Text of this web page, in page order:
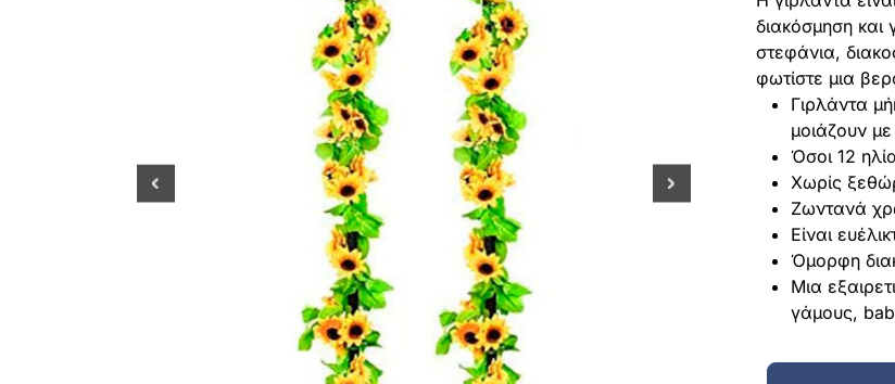
διακόσμηση και
στεφάνια,
φωτίστε μια
Γιρλάντα
μοιάζουν
Όσοι 12
Χωρίς
Ζωντανά
Είναι
Όμορφη
Μια
γάμους,